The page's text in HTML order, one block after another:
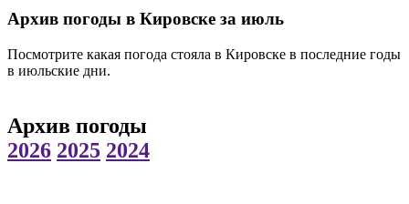
Архив погоды в Кировске за июль
Посмотрите какая погода стояла в Кировске в последние годы
в июльские дни.
Архив погоды
2026 2025 2024